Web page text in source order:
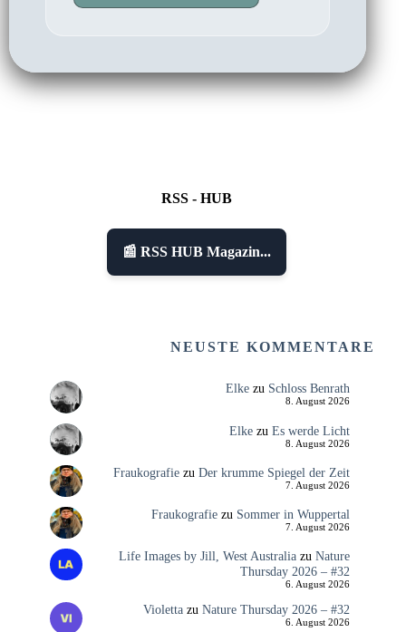
RSS - HUB
📰 RSS HUB Magazin...
NEUSTE KOMMENTARE
Elkezu Schloss Benrath
8. August 2026
Elkezu Es werde Licht
8. August 2026
Fraukografiezu Der krumme Spiegel der Zeit
7. August 2026
Fraukografiezu Sommer in Wuppertal
7. August 2026
Life Images by Jill, West Australiazu Nature
Thursday 2026 – #32
6. August 2026
Violettazu Nature Thursday 2026 – #32
6. August 2026